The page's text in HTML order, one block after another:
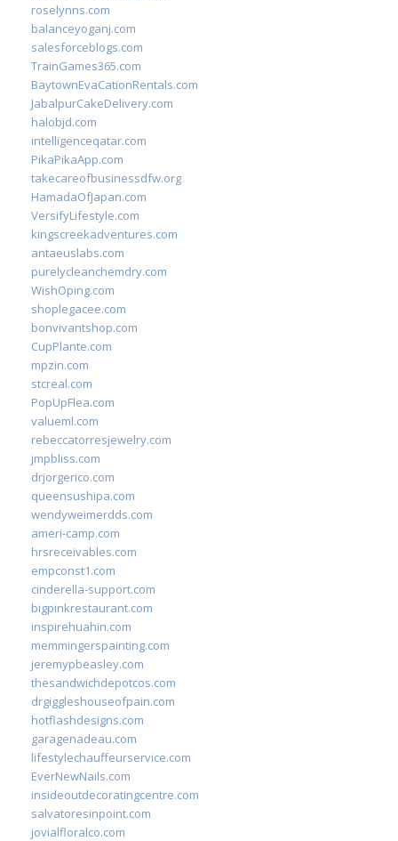
roselynns.com
balanceyoganj.com
salesforceblogs.com
TrainGames365.com
BaytownEvaCationRentals.com
JabalpurCakeDelivery.com
halobjd.com
intelligenceqatar.com
PikaPikaApp.com
takecareofbusinessdfw.org
HamadaOfJapan.com
VersifyLifestyle.com
kingscreekadventures.com
antaeuslabs.com
purelycleanchemdry.com
WishOping.com
shoplegacee.com
bonvivantshop.com
CupPlante.com
mpzin.com
stcreal.com
PopUpFlea.com
valueml.com
rebeccatorresjewelry.com
jmpbliss.com
drjorgerico.com
queensushipa.com
wendyweimerdds.com
ameri-camp.com
hrsreceivables.com
empconst1.com
cinderella-support.com
bigpinkrestaurant.com
inspirehuahin.com
memmingerspainting.com
jeremypbeasley.com
thesandwichdepotcos.com
drgiggleshouseofpain.com
hotflashdesigns.com
garagenadeau.com
lifestylechauffeurservice.com
EverNewNails.com
insideoutdecoratingcentre.com
salvatoresinpoint.com
jovialfloralco.com